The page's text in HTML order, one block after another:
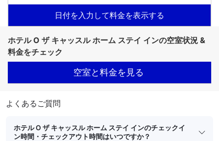
日付を入力して料金を表示する
ホテル O ザ キャッスル ホーム ステイ インの空室状況 &
料金をチェック
空室と料金を見る
よくあるご質問
ホテル O ザ キャッスル ホーム ステイ インのチェックイ
ン時間・チェックアウト時間はいつですか？